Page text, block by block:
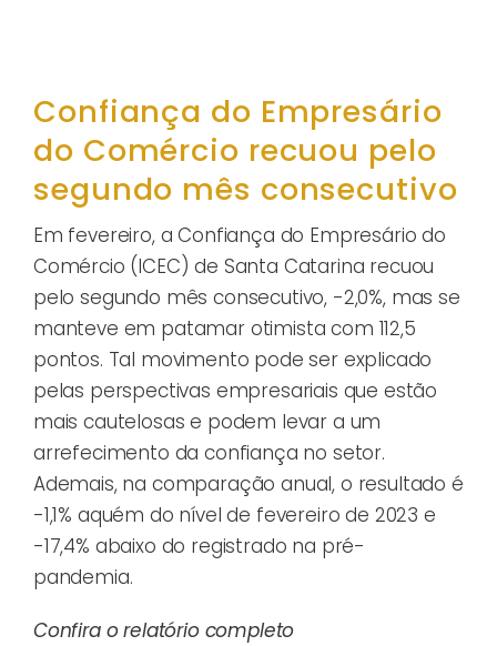
Confiança do Empresário
do Comércio recuou pelo
segundo mês consecutivo
Em fevereiro, a Confiança do Empresário do
Comércio (ICEC) de Santa Catarina recuou
pelo segundo mês consecutivo, -2,0%, mas se
manteve em patamar otimista com 112,5
pontos. Tal movimento pode ser explicado
pelas perspectivas empresariais que estão
mais cautelosas e podem levar a um
arrefecimento da confiança no setor.
Ademais, na comparação anual, o resultado é
-1,1% aquém do nível de fevereiro de 2023 e
-17,4% abaixo do registrado na pré-
pandemia.
Confira o relatório completo